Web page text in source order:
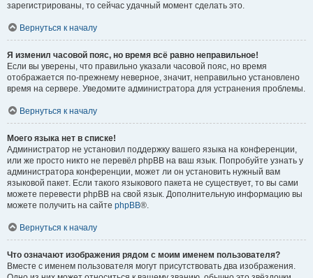
зарегистрированы, то сейчас удачный момент сделать это.
Вернуться к началу
Я изменил часовой пояс, но время всё равно неправильное!
Если вы уверены, что правильно указали часовой пояс, но время
отображается по-прежнему неверное, значит, неправильно установлено
время на сервере. Уведомите администратора для устранения проблемы.
Вернуться к началу
Моего языка нет в списке!
Администратор не установил поддержку вашего языка на конференции,
или же просто никто не перевёл phpBB на ваш язык. Попробуйте узнать у
администратора конференции, может ли он установить нужный вам
языковой пакет. Если такого языкового пакета не существует, то вы сами
можете перевести phpBB на свой язык. Дополнительную информацию вы
можете получить на сайте phpBB®.
Вернуться к началу
Что означают изображения рядом с моим именем пользователя?
Вместе с именем пользователя могут присутствовать два изображения.